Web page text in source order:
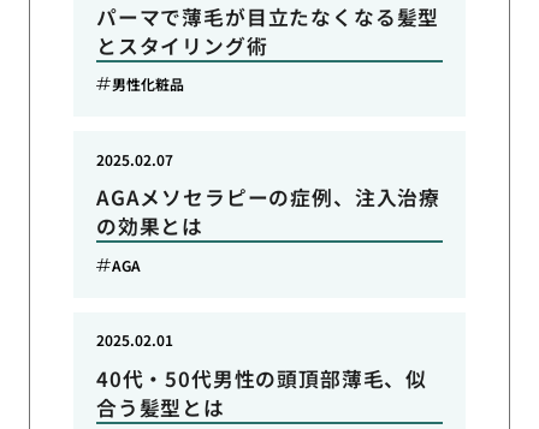
パーマで薄毛が目立たなくなる髪型
とスタイリング術
男性化粧品
AGAメソセラピーの症例、注入治療
の効果とは
2025.02.07
AGA
40代・50代男性の頭頂部薄毛、似
合う髪型とは
2025.02.01